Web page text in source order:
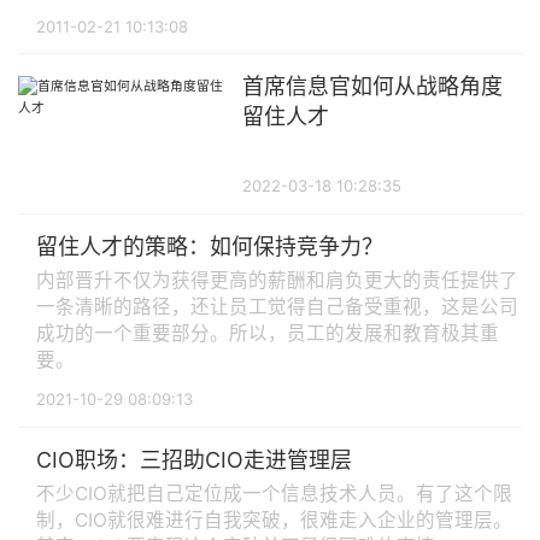
2011-02-21 10:13:08
首席信息官如何从战略角度
留住人才
2022-03-18 10:28:35
留住人才的策略：如何保持竞争力？
内部晋升不仅为获得更高的薪酬和肩负更大的责任提供了
一条清晰的路径，还让员工觉得自己备受重视，这是公司
成功的一个重要部分。所以，员工的发展和教育极其重
要。
2021-10-29 08:09:13
CIO职场：三招助CIO走进管理层
不少CIO就把自己定位成一个信息技术人员。有了这个限
制，CIO就很难进行自我突破，很难走入企业的管理层。